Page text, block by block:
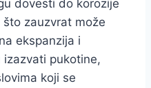
dovesti do korozije
zauzvrat može
ekspanzija i
pukotine,
koji se